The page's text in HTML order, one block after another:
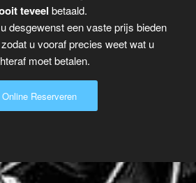
teveel betaald.
desgewenst een vaste prijs bieden
u vooraf precies weet wat u
moet betalen.
Online Reserveren